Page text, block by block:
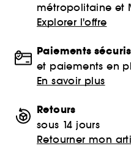
métropolitaine et
Explorer l'offre
Paiements
et paiements en
En savoir plus
Retours
sous 14 jours
Retourner mon